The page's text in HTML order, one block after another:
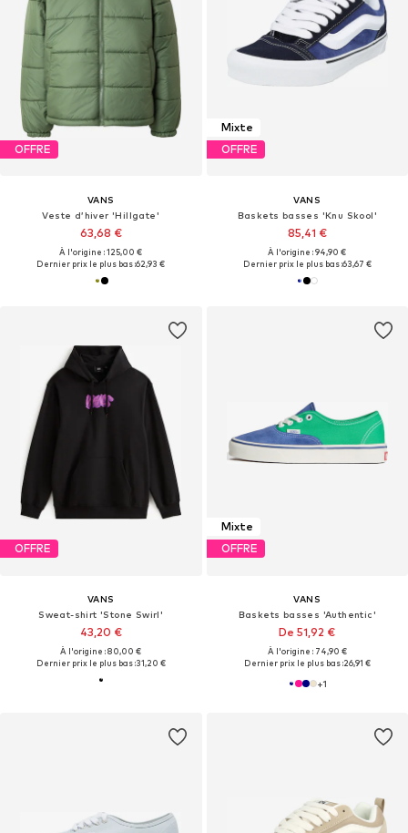
OFFRE
VANS
Veste d’hiver 'Hillgate'
63,68 €
À l'origine : 125,00 €
Dernier prix le plus bas :62,93 €
Mixte
OFFRE
VANS
Baskets basses 'Knu Skool'
85,41 €
À l'origine : 94,90 €
Dernier prix le plus bas :63,67 €
OFFRE
VANS
Sweat-shirt 'Stone Swirl'
43,20 €
À l'origine : 80,00 €
Dernier prix le plus bas :31,20 €
Mixte
OFFRE
VANS
Baskets basses 'Authentic'
De 51,92 €
À l'origine : 74,90 €
Dernier prix le plus bas :26,91 €
+1